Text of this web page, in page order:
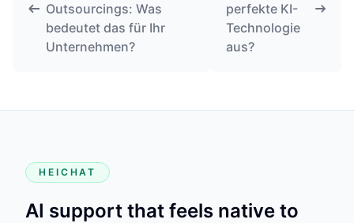
Outsourcings: Was
bedeutet das für Ihr
Unternehmen?
perfekte KI-
Technologie
aus?
HEICHAT
AI support that feels native to